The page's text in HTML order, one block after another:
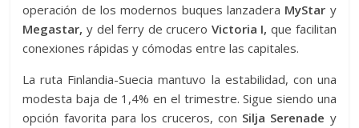
operación de los modernos buques lanzadera MyStar y
Megastar, y del ferry de crucero Victoria I, que facilitan
conexiones rápidas y cómodas entre las capitales.
La ruta Finlandia-Suecia mantuvo la estabilidad, con una
modesta baja de 1,4% en el trimestre. Sigue siendo una
opción favorita para los cruceros, con Silja Serenade y